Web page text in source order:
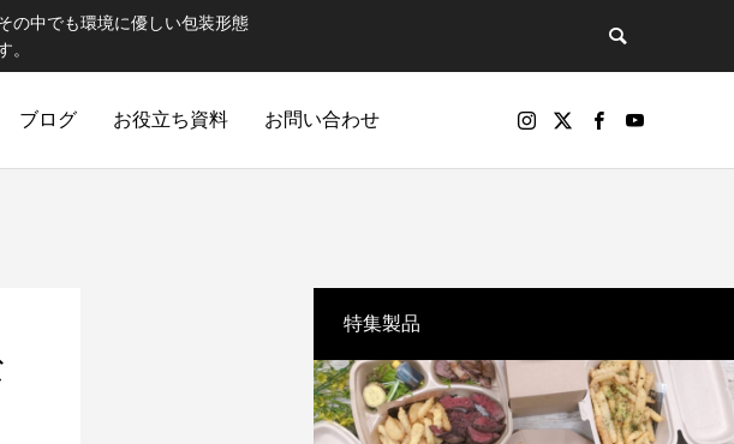
の中でも環境に優しい包装形態
。
ブログ お役立ち資料 お問い合わせ
特集製品